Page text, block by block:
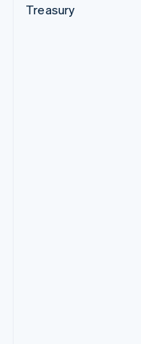
Treasury